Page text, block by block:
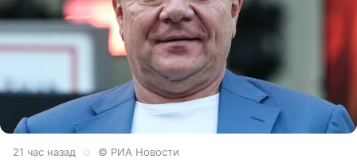
21 час назад © РИА Новости